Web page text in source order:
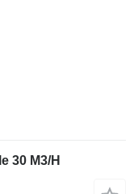
30 M3/H